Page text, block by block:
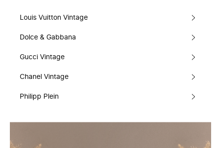
Louis Vuitton Vintage
Dolce & Gabbana
Gucci Vintage
Chanel Vintage
Philipp Plein